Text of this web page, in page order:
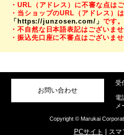
・URL（アドレス）に不審な点は
・当ショップのURL（アドレス）は
「https://junzosen.com/」 です。
・不自然な日本語表記はございませ
・振込先口座に不審点はございませ
お問い合わせ
受
電
メ
Copyright © Marukai
PCサイト | スマ